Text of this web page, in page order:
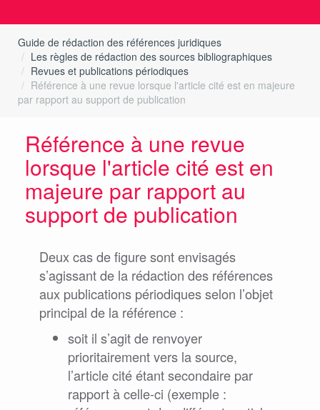
Guide de rédaction des références juridiques
Les règles de rédaction des sources bibliographiques
Revues et publications périodiques
Référence à une revue lorsque l'article cité est en majeure
par rapport au support de publication
Référence à une revue
lorsque l'article cité est en
majeure par rapport au
support de publication
Deux cas de figure sont envisagés
s’agissant de la rédaction des références
aux publications périodiques selon l’objet
principal de la référence :
soit il s’agit de renvoyer
prioritairement vers la source,
l’article cité étant secondaire par
rapport à celle-ci (exemple :